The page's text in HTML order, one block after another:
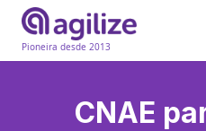
Pioneira desde 2013
CNAE